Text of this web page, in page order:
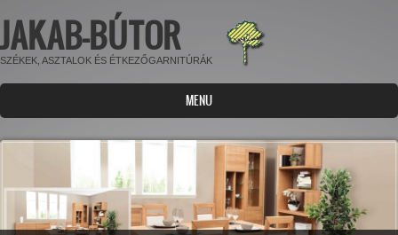
Ugrás a tartalomra
JAKAB-BÚTOR
SZÉKEK, ASZTALOK ÉS ÉTKEZŐGARNITÚRÁK
MENU